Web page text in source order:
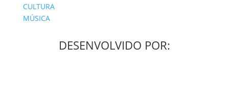
CULTURA
MÚSICA
DESENVOLVIDO POR: